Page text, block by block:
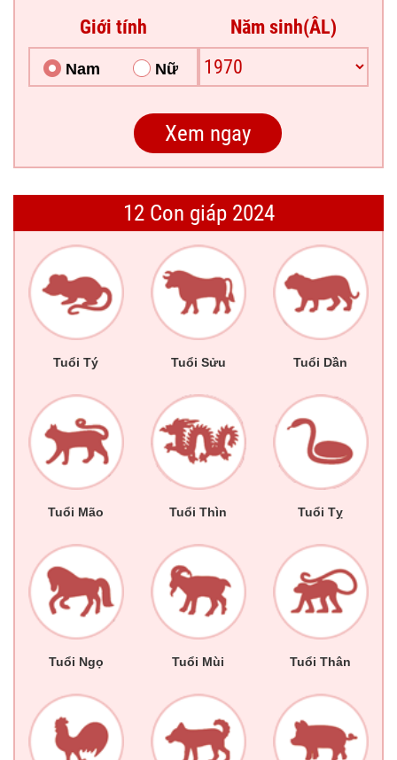
Giới tính
Nam Nữ
Năm sinh(ÂL)
12 Con giáp 2024
Tuổi Tý Tuổi Sửu Tuổi Dần
Tuổi Mão Tuổi Thìn Tuổi Tỵ
Tuổi Ngọ Tuổi Mùi Tuổi Thân